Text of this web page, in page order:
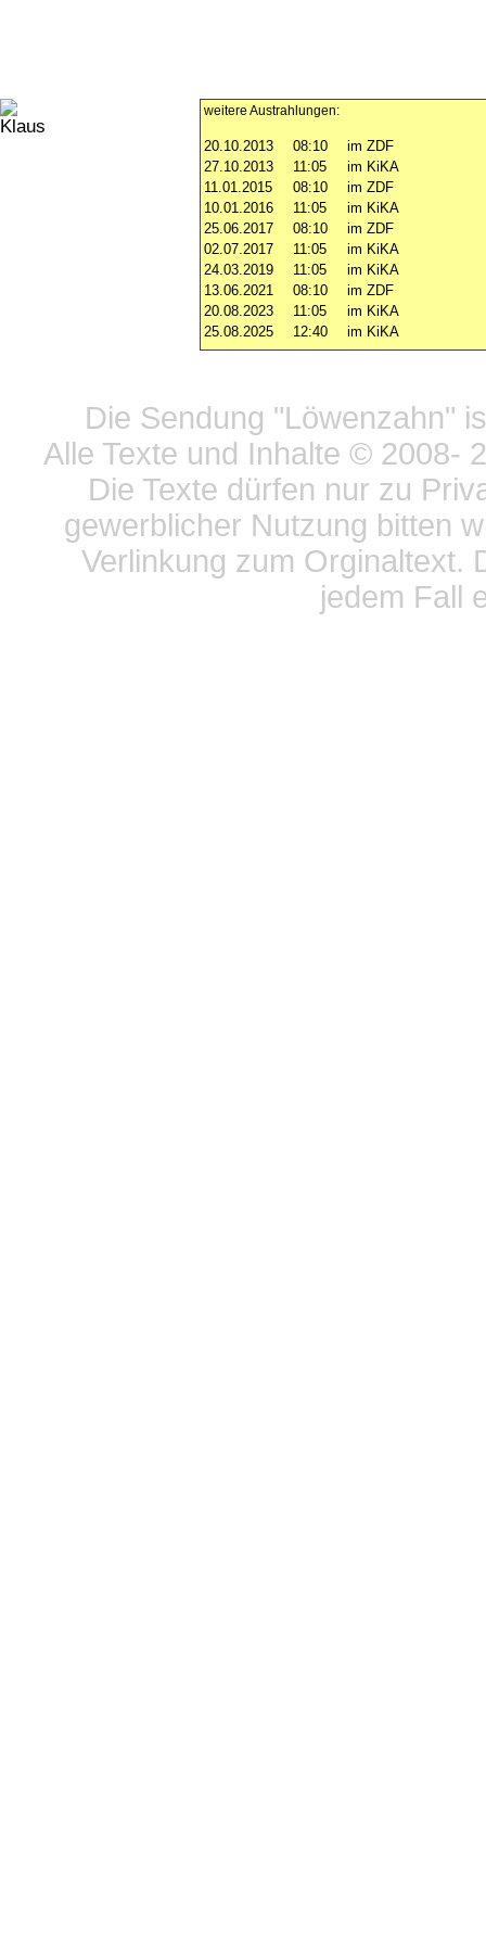
weitere Austrahlungen:
20.10.2013 08:10
im ZDF
27.10.2013
11:05
im KiKA
11.01.2015
08:10
im ZDF
10.01.2016
11:05
im KiKA
25.06.2017
08:10
im ZDF
02.07.2017
11:05
im KiKA
24.03.2019
11:05
im KiKA
13.06.2021
08:10
im ZDF
20.08.2023
11:05
im KiKA
25.08.2025
12:40 im KiKA
Die Sendung "Löwenzahn"
Alle Texte und Inhalte © 2008-
Die Texte dürfen nur zu
gewerblicher Nutzung bitten
Verlinkung zum Orginaltext.
jedem Fall